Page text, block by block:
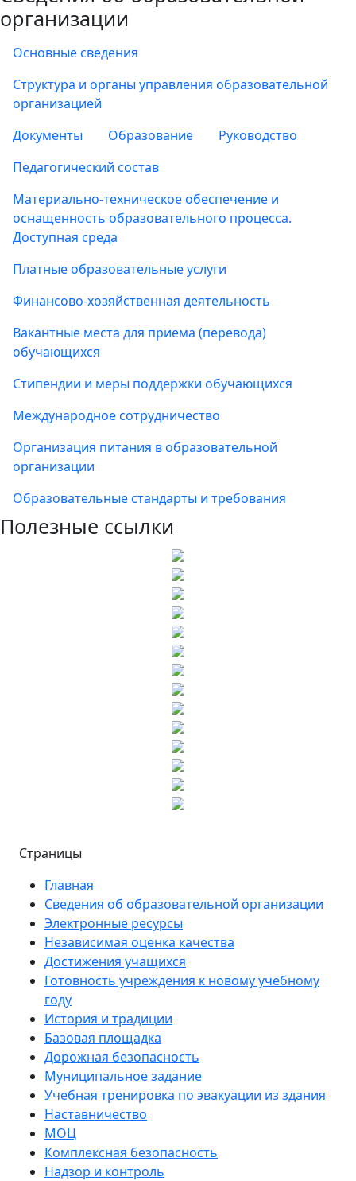
организации
Основные сведения
Структура и органы управления образовательной
организацией
Документы
Образование
Руководство
Педагогический состав
Материально-техническое обеспечение и
оснащенность образовательного процесса.
Доступная среда
Платные образовательные услуги
Финансово-хозяйственная деятельность
Вакантные места для приема (перевода)
обучающихся
Стипендии и меры поддержки обучающихся
Международное сотрудничество
Организация питания в образовательной
организации
Образовательные стандарты и требования
Полезные ссылки
Страницы
Главная
Сведения об образовательной организации
Электронные ресурсы
Независимая оценка качества
Достижения учащихся
Готовность учреждения к новому учебному
году
История и традиции
Базовая площадка
Дорожная безопасность
Муниципальное задание
Учебная тренировка по эвакуации из здания
Наставничество
МОЦ
Комплексная безопасность
Надзор и контроль